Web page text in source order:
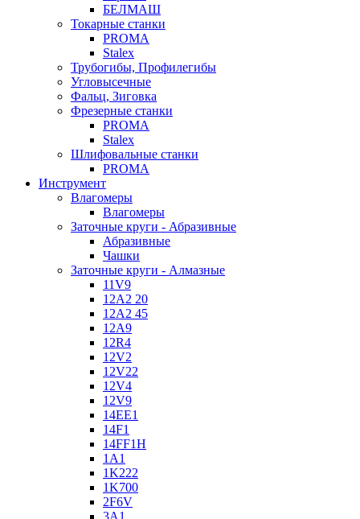
БЕЛМАШ
Токарные станки
PROMA
Stalex
Трубогибы, Профилегибы
Угловысечные
Фальц, Зиговка
Фрезерные станки
PROMA
Stalex
Шлифовальные станки
PROMA
Инструмент
Влагомеры
Влагомеры
Заточные круги - Абразивные
Абразивные
Чашки
Заточные круги - Алмазные
11V9
12A2 20
12A2 45
12A9
12R4
12V2
12V22
12V4
12V9
14EE1
14F1
14FF1H
1A1
1K222
1K700
2F6V